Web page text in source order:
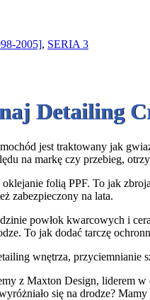
2005], SERIA 3
Detailing
jest traktowany jak
na markę czy przebieg,
folią PPF. To jak
zabezpieczony na lata.
powłok kwarcowych i
To jak dodać tarczę
wnętrza, przyciemnianie
z Maxton Design, liderem
się na drodze?